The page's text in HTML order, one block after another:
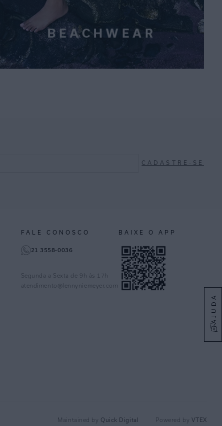
AJUDA
CADASTRE-SE
FALE CONOSCO
21 3558-0036
Segunda a Sexta de 9h às 17h
atendimento@lennyniemeyer.com
BAIXE O APP
Maintained by Quick Digital Powered by VTEX